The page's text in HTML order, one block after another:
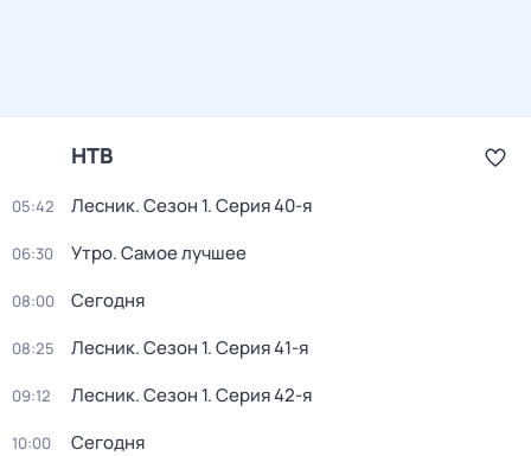
НТВ
05:42 Лесник. Сезон 1. Серия 40-я
06:30 Утро. Самое лучшее
08:00 Сегодня
08:25 Лесник. Сезон 1. Серия 41-я
09:12 Лесник. Сезон 1. Серия 42-я
10:00 Сегодня